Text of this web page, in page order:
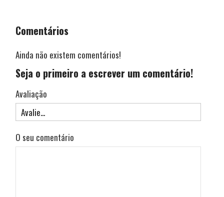
Comentários
Ainda não existem comentários!
Seja o primeiro a escrever um comentário!
Avaliação
O seu comentário